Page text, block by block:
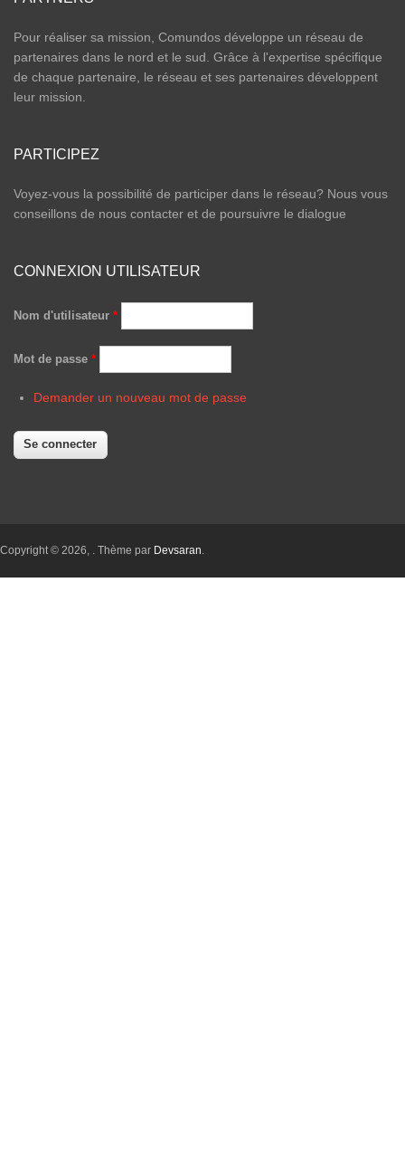
Pour réaliser sa mission, Comundos développe un réseau de
partenaires dans le nord et le sud. Grâce à l'expertise spécifique
de chaque partenaire, le réseau et ses partenaires développent
leur mission.
PARTICIPEZ
Voyez-vous la possibilité de participer dans le réseau? Nous vous
conseillons de nous contacter et de poursuivre le dialogue
CONNEXION UTILISATEUR
Nom d'utilisateur *
Mot de passe *
Demander un nouveau mot de passe
Copyright © 2026, . Thème par Devsaran.